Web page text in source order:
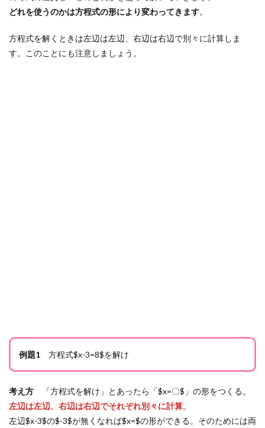
どれを使うのかは方程式の形により変わってきます。
方程式を解くときは左辺は左辺、右辺は右辺で別々に計算しま
す。このことにも注意しましょう。
例題1 方程式$x-3=8$を解け
考え方 「方程式を解け」とあったら「$x=〇$」の形をつくる。
左辺は左辺、右辺は右辺でそれぞれ別々に計算。
左辺$x-3$の$-3$が無くなれば$x=$の形ができる。そのためには両